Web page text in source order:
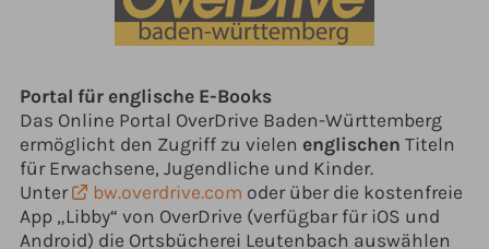
Portal für englische E-Books
Das Online Portal OverDrive Baden-Württemberg
ermöglicht den Zugriff zu vielen englischen Titeln
für Erwachsene, Jugendliche und Kinder.
Unter
bw.overdrive.com oder über die kostenfreie
App „Libby“ von OverDrive (verfügbar für iOS und
Android) die Ortsbücherei Leutenbach auswählen